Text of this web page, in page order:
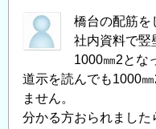
位
置
つ
い
て
橋台の配筋を
社内資料で竪
1000㎜2とな
道示を読んでも1000
ません。
分かる方おられました